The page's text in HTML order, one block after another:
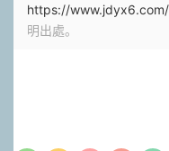
https://
明出處。